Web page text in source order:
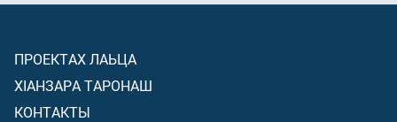
ПРОЕКТАХ ЛАЬЦА
ХIАНЗАРА ТАРОНАШ
КОНТАКТЫ